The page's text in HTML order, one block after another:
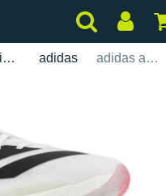
Atletismo adidas adidas adizero Finesse